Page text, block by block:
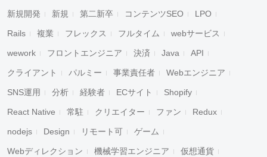
新規開発 新規 第二新卒 コンテンツSEO LPO
Rails 複業 フレックス フルタイム webサービス
wework フロントエンジニア 決済 Java API
クライアント パルミー 事業責任者 Webエンジニア
SNS運用 分析 経験者 ECサイト Shopify
React Native 常駐 クリエイター ファン Redux
nodejs Design リモート可 ゲーム
Webディレクション 機械学習エンジニア 仮想通貨